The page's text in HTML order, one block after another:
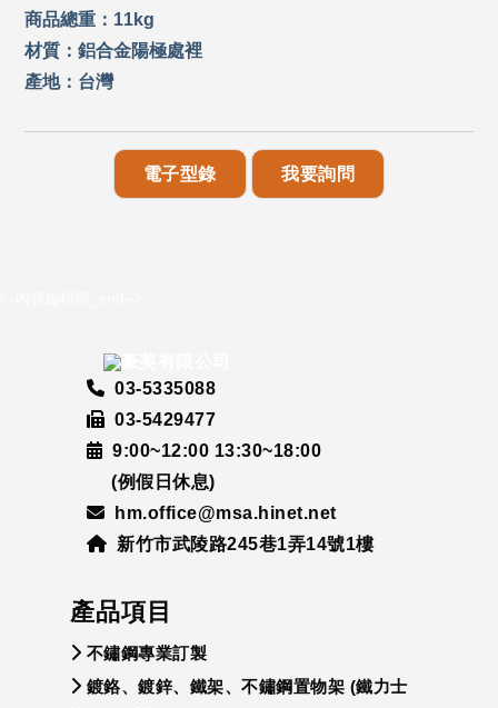
商品總重：11kg
材質：鋁合金陽極處裡
產地：台灣
電子型錄 我要詢問
03-5335088
03-5429477
9:00~12:00 13:30~18:00
(例假日休息)
hm.office@msa.hinet.net
新竹市武陵路245巷1弄14號1樓
產品項目
不鏽鋼專業訂製
鍍鉻、鍍鋅、鐵架、不鏽鋼置物架 (鐵力士